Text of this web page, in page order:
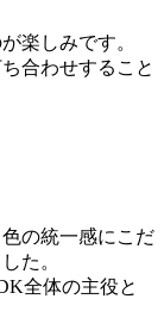
楽しみです。
合わせすること
の統一感にこだ
た。
全体の主役と